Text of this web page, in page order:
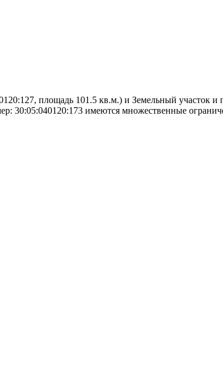
площадь 101.5 кв.м.) и Земельный участок и
30:05:040120:173 имеются множественные